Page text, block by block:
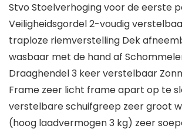
Stvo Stoelverhoging voor de eerste
Veiligheidsgordel 2-voudig
traploze riemverstelling Dek
wasbaar met de hand af
Draaghendel 3 keer verstelbaar
Frame zeer licht frame apart op te
verstelbare schuifgreep zeer groot
(hoog laadvermogen 3 kg) zeer